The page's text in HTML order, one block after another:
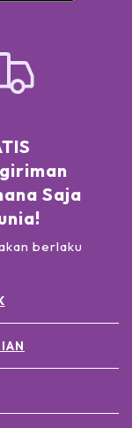
Saja
berlaku